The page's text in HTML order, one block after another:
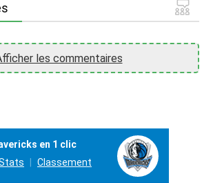
les commentaires
en 1 clic
Classement